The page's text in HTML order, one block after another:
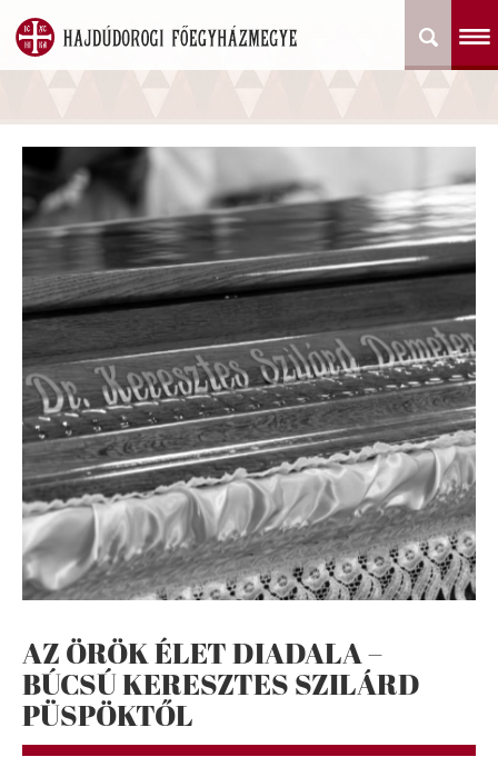
AZ ÖRÖK ÉLET DIADALA –
BÚCSÚ KERESZTES SZILÁRD
PÜSPÖKTŐL